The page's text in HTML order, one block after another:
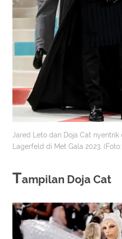
Jared Leto dan Doja Cat
Lagerfeld di Met Gala 2023.
Tampilan Doja Cat